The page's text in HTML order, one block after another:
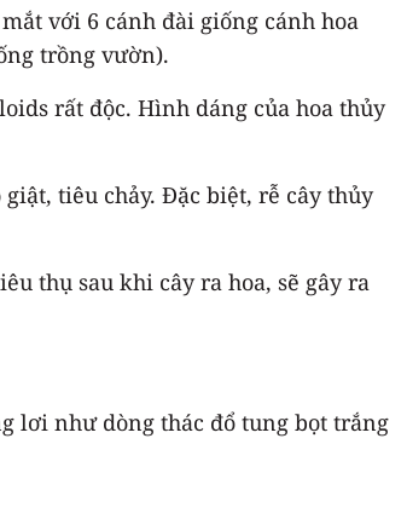
với 6 cánh đài giống cánh hoa
trồng vườn).
rất độc. Hình dáng của hoa thủy
tiêu chảy. Đặc biệt, rễ cây thủy
thụ sau khi cây ra hoa, sẽ gây ra
lơi như dòng thác đổ tung bọt trắng